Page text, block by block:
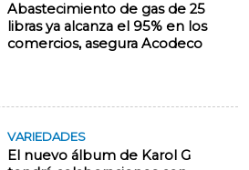
Abastecimiento de gas de 25
libras ya alcanza el 95% en los
comercios, asegura Acodeco
VARIEDADES
El nuevo álbum de Karol G